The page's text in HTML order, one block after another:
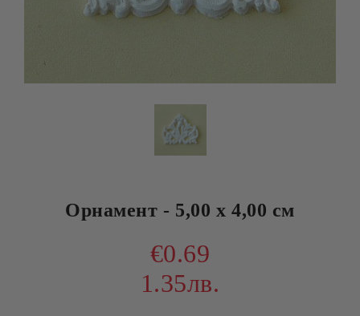
Орнамент - 5,00 х 4,00 см
€0.69
1.35лв.